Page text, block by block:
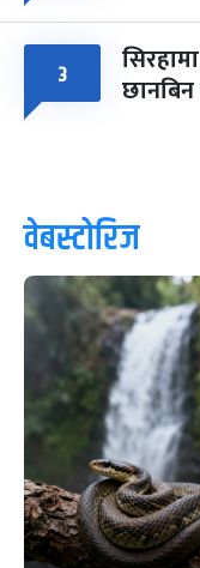
३
वेबस्टोरिज